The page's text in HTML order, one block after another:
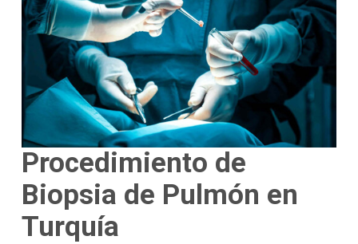
Procedimiento de
Biopsia de Pulmón en
Turquía